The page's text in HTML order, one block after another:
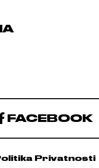
FACEBOOK
Privatnosti